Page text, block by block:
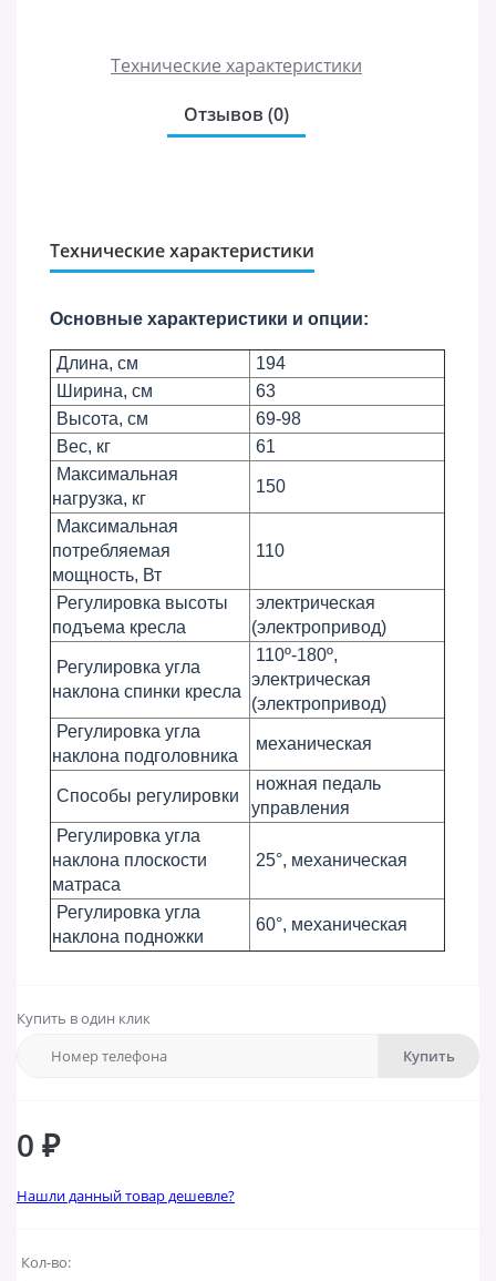
Технические характеристики
Отзывов (0)
Технические характеристики
Основные характеристики и опции:
Длина, см
194
Ширина, см
63
Высота, см
69-98
Вес, кг
61
Максимальная
нагрузка, кг
150
Максимальная
потребляемая
мощность, Вт
110
Регулировка высоты
подъема кресла
электрическая
(электропривод)
Регулировка угла
наклона спинки кресла
110º-180º,
электрическая
(электропривод)
Регулировка угла
наклона подголовника
механическая
Способы регулировки
ножная педаль
управления
Регулировка угла
наклона плоскости
матраса
25°, механическая
Регулировка угла
наклона подножки
60°, механическая
Купить в один клик
Купить
0 ₽
Нашли данный товар дешевле?
Кол-во: